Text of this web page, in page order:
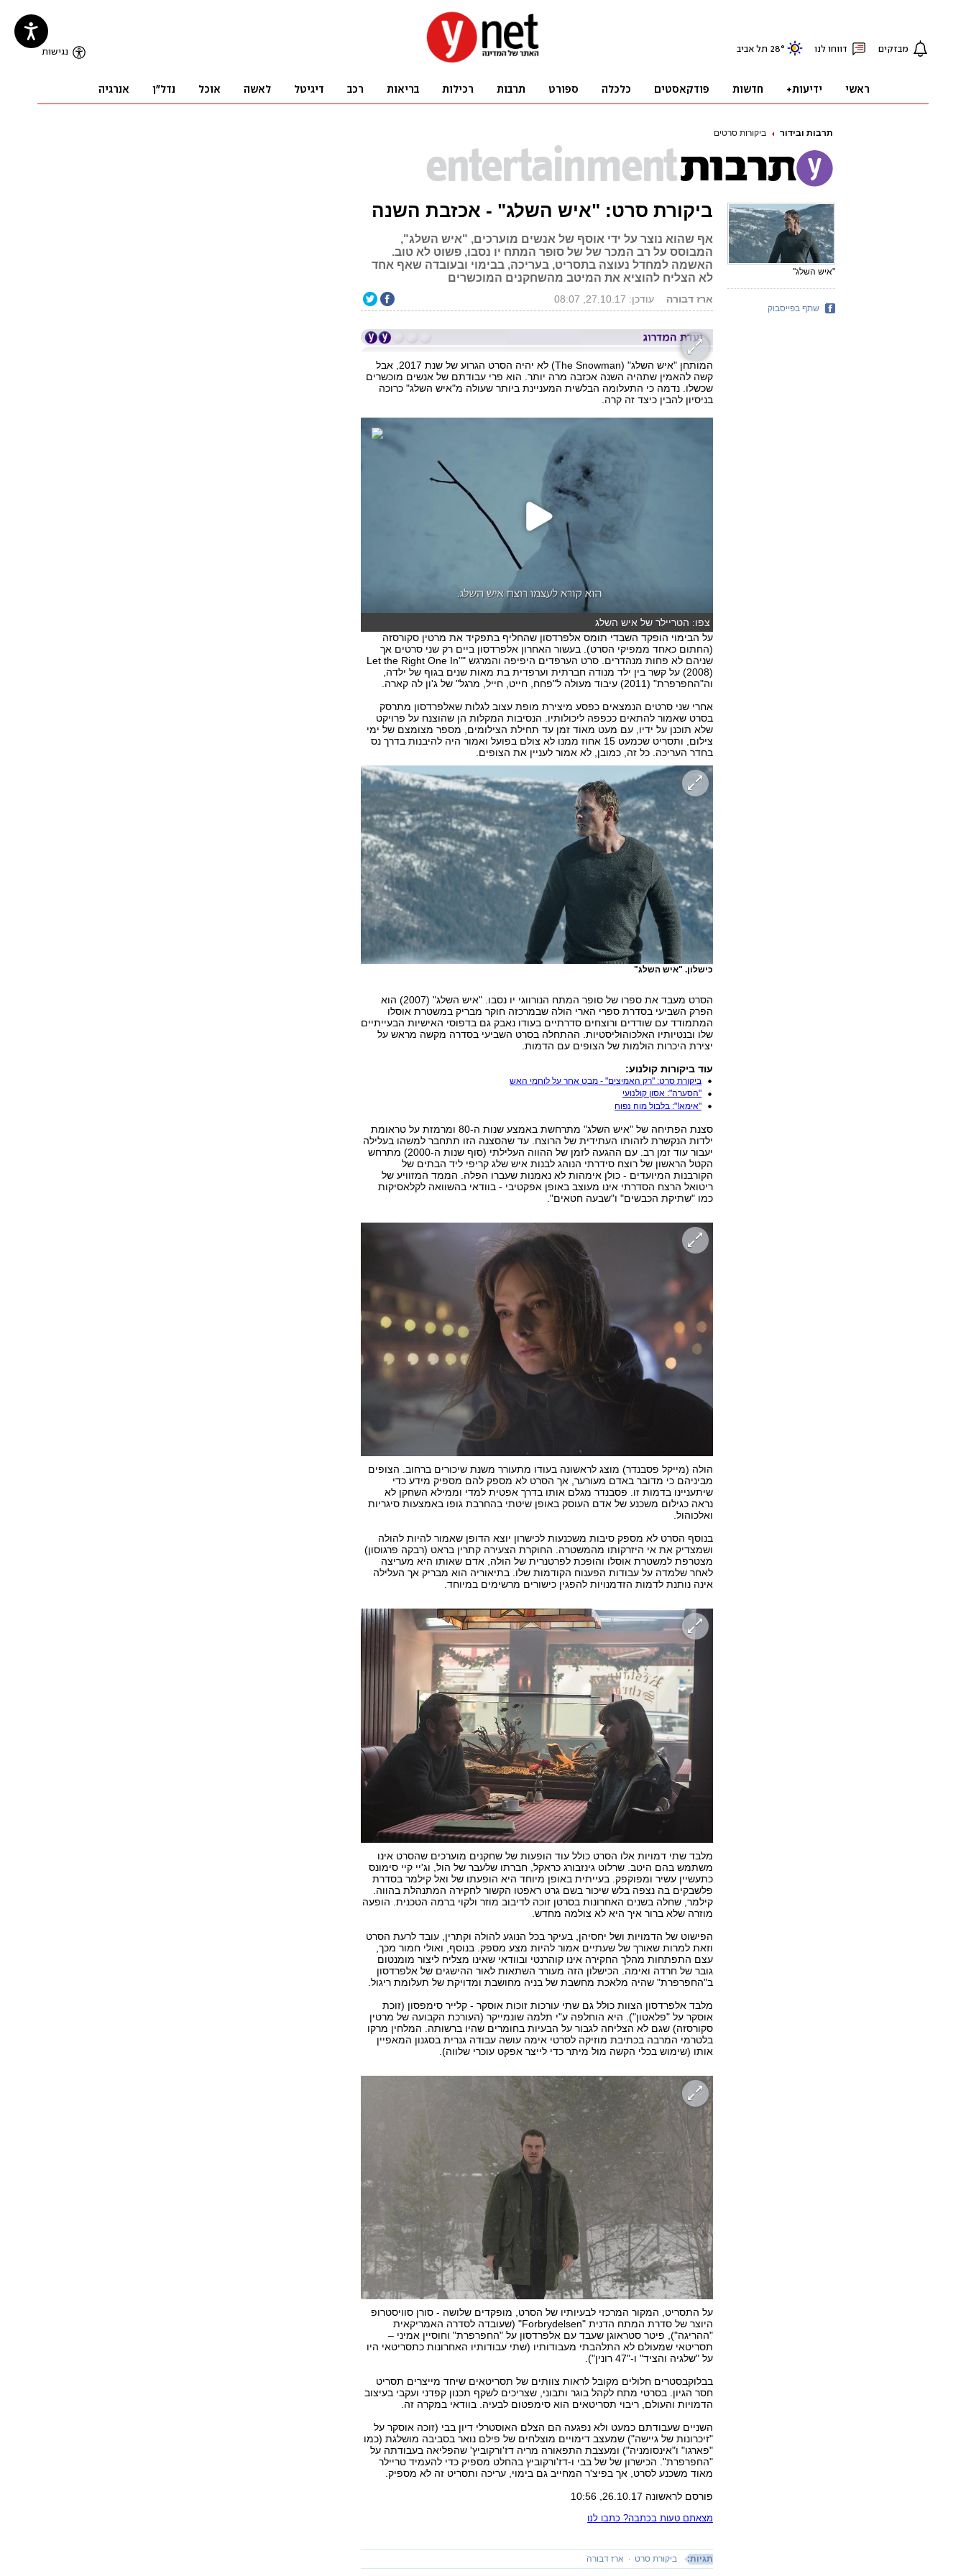
תרבות ובידור ביקורות סרטים
ביקורת סרט: "איש השלג" - אכזבת השנה
אף שהוא נוצר על ידי אוסף של אנשים מוערכים, "איש השלג",
המבוסס על רב המכר של של סופר המתח יו נסבו, פשוט לא טוב.
האשמה למחדל נעוצה בתסריט, בעריכה, בבימוי ובעובדה שאף אחד
לא הצליח להוציא את המיטב מהשחקנים המוכשרים
ארז דבורה עודכן: 27.10.17, 08:07
המותחן "איש השלג" (The Snowman) לא יהיה הסרט הגרוע של שנת 2017, אבל
קשה להאמין שתהיה השנה אכזבה מרה יותר. הוא פרי עבודתם של אנשים מוכשרים
שכשלו. נדמה כי התעלומה הבלשית המעניינת ביותר שעולה מ"איש השלג" כרוכה
בניסיון להבין כיצד זה קרה.
צפו: הטריילר של איש השלג
על הבימוי הופקד השבדי תומס אלפרדסון שהחליף בתפקיד את מרטין סקורסזה
(החתום כאחד ממפיקי הסרט). בעשור האחרון אלפרדסון ביים רק שני סרטים אך
שניהם לא פחות מנהדרים. סרט הערפדים היפיפה והמרגש "Let the Right One In"
(2008) על קשר בין ילד מנודה חברתית וערפדית בת מאות שנים בגוף של ילדה,
וה"החפרפרת" (2011) עיבוד מעולה ל"פחח, חייט, חייל, מרגל" של ג'ון לה קארה.
אחרי שני סרטים הנמצאים כפסע מיצירת מופת עצוב לגלות שאלפרדסון מתרסק
בסרט שאמור להתאים ככפפה ליכולותיו. הנסיבות המקלות הן שהוצנח על פרויקט
שלא תוכנן על ידיו, עם מעט מאוד זמן עד תחילת הצילומים, מספר מצומצם של ימי
צילום, ותסריט שכמעט 15 אחוז ממנו לא צולם בפועל ואמור היה להיבנות בדרך נס
בחדר העריכה. כל זה, כמובן, לא אמור לעניין את הצופים.
כישלון. "איש השלג"
הסרט מעבד את ספרו של סופר המתח הנורווגי יו נסבו. "איש השלג" (2007) הוא
הפרק השביעי בסדרת ספרי הארי הולה שבמרכזה חוקר מבריק במשטרת אוסלו
המתמודד עם שודדים ורוצחים סדרתיים בעודו נאבק גם בדפוסי האישיות הבעייתיים
שלו ובנטיותיו האלכוהוליסטיות. ההתחלה בסרט השביעי בסדרה מקשה מראש על
יצירת היכרות הולמות של הצופים עם הדמות.
עוד ביקורות קולנוע:
ביקורת סרט: "רק האמיצים" - מבט אחר על לוחמי האש
"הסערה": אסון קולנועי
"אימא!": בלבול מוח נפוח
סצנת הפתיחה של "איש השלג" מתרחשת באמצע שנות ה-80 ומרמזת על טראומת
ילדות הנקשרת לזהותו העתידית של הרוצח. עד שהסצנה הזו תתחבר למשהו בעלילה
יעבור עוד זמן רב. עם ההגעה לזמן של ההווה העלילתי (סוף שנות ה-2000) מתרחש
הקטל הראשון של רוצח סידרתי הנוהג לבנות איש שלג קריפי ליד הבתים של
הקורבנות המיועדים - כולן אימהות לא נאמנות שעברו הפלה. הממד המזוויע של
ריטואל הרצח הסדרתי אינו מעוצב באופן אפקטיבי - בוודאי בהשוואה לקלאסיקות
כמו "שתיקת הכבשים" ו"שבעה חטאים".
הולה (מייקל פסבנדר) מוצג לראשונה בעודו מתעורר משנת שיכורים ברחוב. הצופים
מביניהם כי מדובר באדם מעורער, אך הסרט לא מספק להם מספיק מידע כדי
שיתעניינו בדמות זו. פסבנדר מגלם אותו בדרך אפטית למדי וממילא השחקן לא
נראה כגילום משכנע של אדם העוסק באופן שיטתי בהחרבת גופו באמצעות סיגריות
ואלכוהול.
בנוסף הסרט לא מספק סיבות משכנעות לכישרון יוצא הדופן שאמור להיות להולה
ושמצדיק את אי היזרקותו מהמשטרה. החוקרת הצעירה קתרין בראט (רבקה פרגוסון)
מצטרפת למשטרת אוסלו והופכת לפרטנרית של הולה, אדם שאותו היא מעריצה
לאחר שלמדה על עבודות הפענוח הקודמות שלו. בתיאוריה הוא מבריק אך העלילה
אינה נותנת לדמות הזדמנויות להפגין כישורים מרשימים במיוחד.
מלבד שתי דמויות אלו הסרט כולל עוד הופעות של שחקנים מוערכים שהסרט אינו
משתמש בהם היטב. שרלוט גינזבורג כראקל, חברתו שלעבר של הול, וג'יי קיי סימונס
כתעשיין עשיר ומפוקפק. בעייתית באופן מיוחד היא הופעתו של ואל קילמר בסדרת
פלשבקים בה נצפה בלש שיכור בשם גרט ראפטו הקשור לחקירה המתנהלת בהווה.
קילמר, שחלה בשנים האחרונות בסרטן זוכה לדיבוב מוזר ולקוי ברמה הטכנית. הופעה
מוזרה שלא ברור איך היא לא צולמה מחדש.
הפישוט של הדמויות ושל יחסיהן, בעיקר בכל הנוגע להולה וקתרין, עובד לרעת הסרט
וזאת למרות שאורך של שעתיים אמור להיות מצע מספק. בנוסף, ואולי חמור מכך,
עצם התפתחות מהלך החקירה אינו קוהרנטי ובוודאי שאינו מצליח ליצור מומנטום
גובר של חרדה ואימה. הכישלון הזה מעורר השתאות לאור ההישגים של אלפרדסון
ב"החפרפרת" שהיה מלאכת מחשבת של בניה מחושבת ומדויקת של תעלומת ריגול.
מלבד אלפרדסון הצוות כולל גם שתי עורכות זוכות אוסקר - קלייר סימפסון (זוכת
אוסקר על "פלאטון"). היא הוחלפה ע"י תלמה שונמייקר (העורכת הקבועה של מרטין
סקורסזה) שגם לא הצליחה לגבור על הבעיות בחומרים שהיו ברשותה. המלחין מרקו
בלטרמי המרבה בכתיבת מוזיקה לסרטי אימה עושה עבודה גנרית בסגנון המאפיין
אותו (שימוש בכלי הקשה מול מיתר כדי לייצר אפקט עוכרי שלווה).
על התסריט, המקור המרכזי לבעיותיו של הסרט, מופקדים שלושה - סורן סוויסטרופ
היוצר של סדרת המתח הדנית "Forbrydelsen" (שעובדה לסדרה האמריקאית
"ההריגה"), פיטר סטראוגן שעבד עם אלפרדסון על "החפרפרת" וחוסיין אמיני –
תסריטאי שמעולם לא התלהבתי מעבודותיו (שתי עבודותיו האחרונות כתסריטאי היו
על "שלגיה והציד" ו-"47 רונין").
בבלוקבסטרים חלולים מקובל לראות צוותים של תסריטאים שיחד מייצרים תסריט
חסר הגיון. בסרטי מתח לקהל בוגר ותבוני, שצריכים לשקף תכנון קפדני ועקבי בעיצוב
הדמויות והעולם, ריבוי תסריטאים הוא סימפטום לבעיה. בוודאי במקרה זה.
השניים שעבודתם כמעט ולא נפגעה הם הצלם האוסטרלי דיון בבי (זוכה אוסקר על
"זיכרונות של גיישה") שמעצב דימויים מוצלחים של פילם נואר בסביבה מושלגת (כמו
"פארגו" ו"אינסומניה") ומעצבת התפאורה מריה דז'ורקוביץ' שהפליאה בעבודתה על
"החפרפרת". הכישרון של של בבי ו-דז'ורקוביץ בהחלט מספיק כדי להעמיד טריילר
מאוד משכנע לסרט, אך בפיצ'ר המחייב גם בימוי, עריכה ותסריט זה לא מספיק.
פורסם לראשונה 26.10.17, 10:56
מצאתם טעות בכתבה? כתבו לנו
תגיות: ביקורת סרט ארז דבורה
"איש השלג"
שתף בפייסבוק